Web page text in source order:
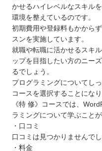
かせるハイレベルなスキル
環境を整えているのです。
初期費用や登録料もかから
スンを実施しています。
就職や転職に活かせるスキ
ップを目指したい方のニー
るでしょう。
プログラミングについてし
コースを選択することになり
《特 修》コースでは、
ラミングについて学ぶことが
・口コミ
口コミは見つかりませんでし
・料金